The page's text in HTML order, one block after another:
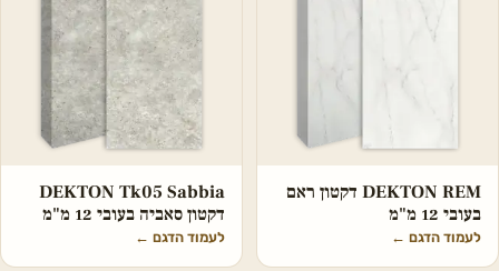
DEKTON REM דקטון ראם
בעובי 12 מ"מ
לעמוד הדגם ←
DEKTON Tk05 Sabbia
דקטון סאביה בעובי 12 מ"מ
לעמוד הדגם ←